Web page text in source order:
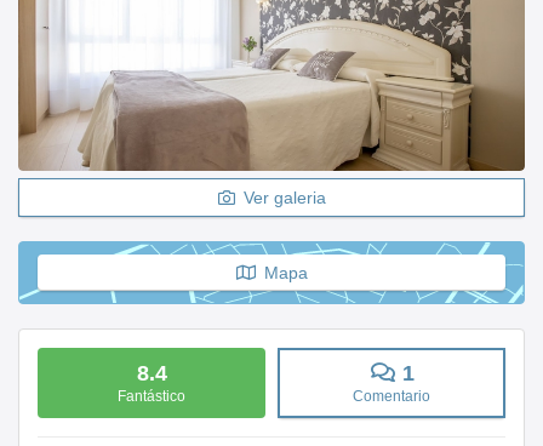
Ver galeria
Mapa
8.4
Fantástico
1
Comentario